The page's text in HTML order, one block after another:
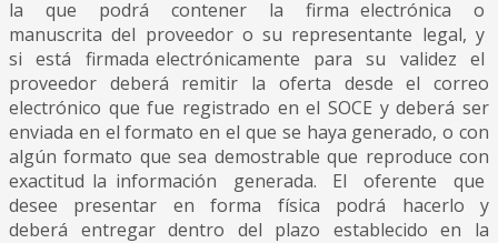
la que podrá contener la firma electrónica o
manuscrita del proveedor o su representante legal, y
si está firmada electrónicamente para su validez el
proveedor deberá remitir la oferta desde el correo
electrónico que fue registrado en el SOCE y deberá ser
enviada en el formato en el que se haya generado, o con
algún formato que sea demostrable que reproduce con
exactitud la información generada. El oferente que
desee presentar en forma física podrá hacerlo y
deberá entregar dentro del plazo establecido en la